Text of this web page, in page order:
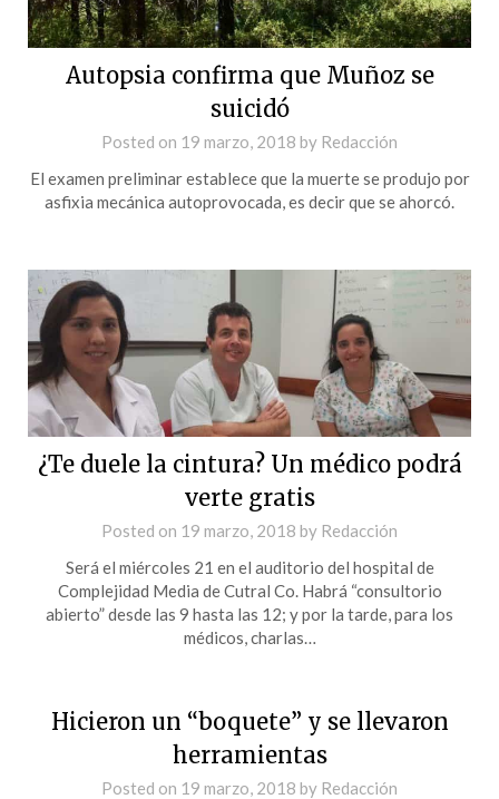
Autopsia confirma que Muñoz se
suicidó
Posted on 19 marzo, 2018 by Redacción
El examen preliminar establece que la muerte se produjo por
asfixia mecánica autoprovocada, es decir que se ahorcó.
¿Te duele la cintura? Un médico podrá
verte gratis
Posted on 19 marzo, 2018 by Redacción
Será el miércoles 21 en el auditorio del hospital de
Complejidad Media de Cutral Co. Habrá “consultorio
abierto” desde las 9 hasta las 12; y por la tarde, para los
médicos, charlas…
Hicieron un “boquete” y se llevaron
herramientas
Posted on 19 marzo, 2018 by Redacción